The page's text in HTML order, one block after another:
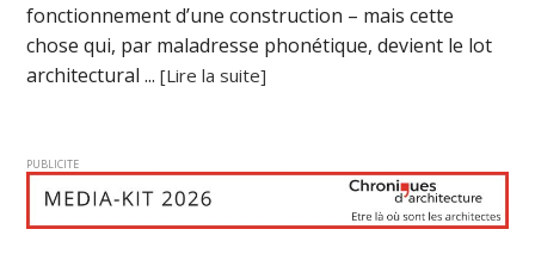
fonctionnement d’une construction – mais cette
chose qui, par maladresse phonétique, devient le lot
architectural ...[Lire la suite]
PUBLICITE